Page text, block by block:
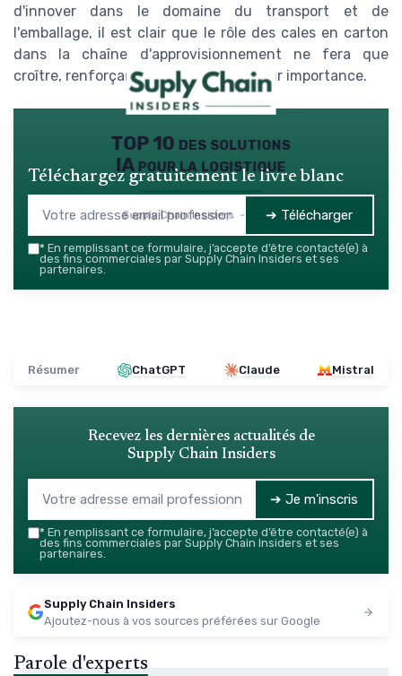
d'innover dans le domaine du transport et de
l'emballage, il est clair que le rôle des cales en carton
dans la chaîne d'approvisionnement ne fera que
croître, renforçant leur présence et leur importance.
TOP 10 des solutions
IA pour la logistique
Supply Chain Insiders — 2026
Téléchargez gratuitement le livre blanc
➔ Télécharger
* En remplissant ce formulaire, j’accepte d’être contacté(e) à
des fins commerciales par Supply Chain Insiders et ses
partenaires.
Résumer ChatGPT Claude Mistral
Recevez les dernières actualités de
Supply Chain Insiders
➔ Je m'inscris
* En remplissant ce formulaire, j’accepte d’être contacté(e) à
des fins commerciales par Supply Chain Insiders et ses
partenaires.
Supply Chain Insiders
Ajoutez-nous à vos sources préférées sur Google
Parole d'experts